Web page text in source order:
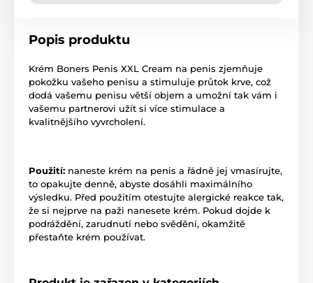
Popis produktu
Krém Boners Penis XXL Cream na penis zjemňuje
pokožku vašeho penisu a stimuluje průtok krve, což
dodá vašemu penisu větší objem a umožní tak vám i
vašemu partnerovi užít si více stimulace a
kvalitnějšího vyvrcholení.
Použití: naneste krém na penis a řádně jej vmasírujte,
to opakujte denně, abyste dosáhli maximálního
výsledku. Před použitím otestujte alergické reakce tak,
že si nejprve na paži nanesete krém. Pokud dojde k
podráždění, zarudnutí nebo svědění, okamžitě
přestaňte krém používat.